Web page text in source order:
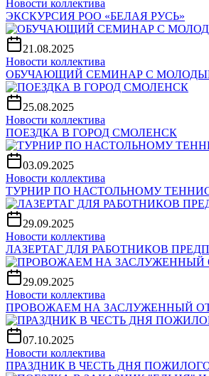
Новости коллектива
ЭКСКУРСИЯ РОО «БЕЛАЯ РУСЬ»
21.08.2025
Новости коллектива
ОБУЧАЮЩИЙ СЕМИНАР С
25.08.2025
Новости коллектива
ПОЕЗДКА В ГОРОД СМОЛЕНСК
03.09.2025
Новости коллектива
ТУРНИР ПО НАСТОЛЬНОМУ
29.09.2025
Новости коллектива
ЛАЗЕРТАГ ДЛЯ РАБОТНИКОВ
29.09.2025
Новости коллектива
ПРОВОЖАЕМ НА ЗАСЛУЖЕННЫЙ
07.10.2025
Новости коллектива
ПРАЗДНИК В ЧЕСТЬ ДНЯ